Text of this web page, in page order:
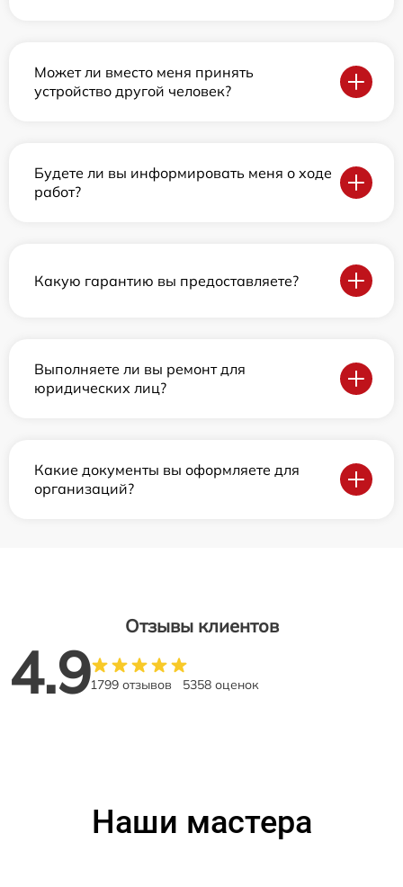
Может ли вместо меня принять
устройство другой человек?
Будете ли вы информировать меня о ходе
работ?
Какую гарантию вы предоставляете?
Выполняете ли вы ремонт для
юридических лиц?
Какие документы вы оформляете для
организаций?
Отзывы клиентов
4.91799 отзывов 5358 оценок
Наши мастера